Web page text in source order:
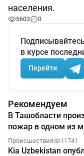
населения.
5603 0
в курсе
Перейти
Рекомендуем
В Ташобласти
пожар в одном из
Происшествия 11741
Kia Uzbekistan